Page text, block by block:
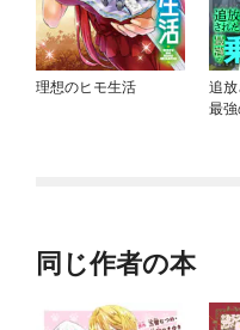
理想のヒモ生活
追放
最
同じ作者の本